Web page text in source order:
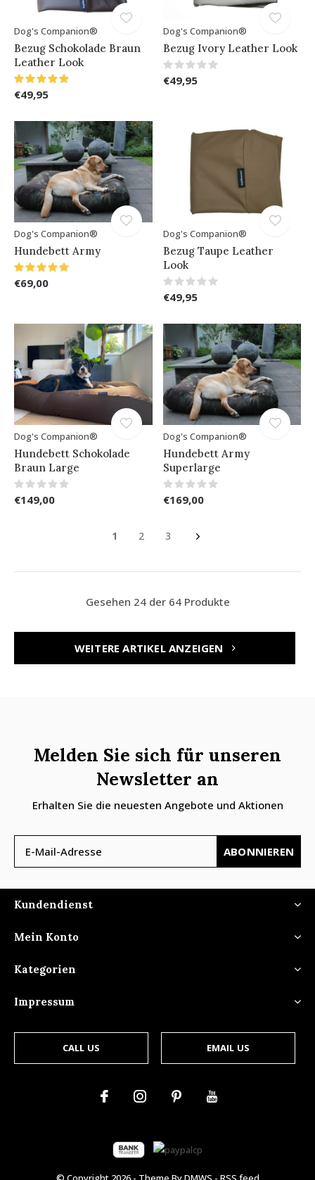
Dog's Companion®
Bezug Schokolade Braun
Leather Look
€49,95
Dog's Companion®
Bezug Ivory Leather Look
€49,95
Dog's Companion®
Hundebett Army
€69,00
Dog's Companion®
Bezug Taupe Leather
Look
€49,95
Dog's Companion®
Hundebett Schokolade
Braun Large
€149,00
Dog's Companion®
Hundebett Army
Superlarge
€169,00
1 2 3
Gesehen 24 der 64 Produkte
WEITERE ARTIKEL ANZEIGEN
Melden Sie sich für unseren
Newsletter an
Erhalten Sie die neuesten Angebote und Aktionen
ABONNIEREN
Kundendienst
Mein Konto
Kategorien
Impressum
CALL US EMAIL US